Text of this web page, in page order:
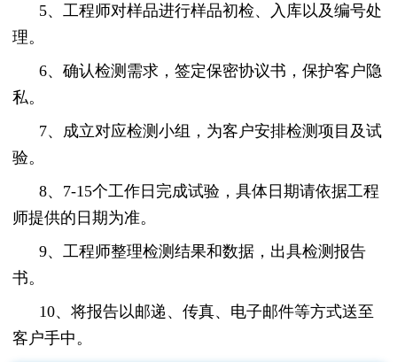
5、工程师对样品进行样品初检、入库以及编号处
理。
6、确认检测需求，签定保密协议书，保护客户隐
私。
7、成立对应检测小组，为客户安排检测项目及试
验。
8、7-15个工作日完成试验，具体日期请依据工程
师提供的日期为准。
9、工程师整理检测结果和数据，出具检测报告
书。
10、将报告以邮递、传真、电子邮件等方式送至
客户手中。